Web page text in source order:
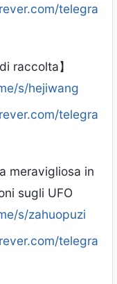
telegra
raccolta】
s/hejiwang
telegra
meravigliosa in
sugli UFO
s/zahuopuzi
telegra